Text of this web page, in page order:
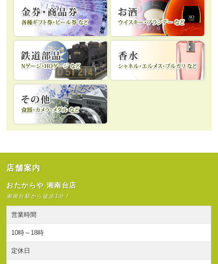
店舗案内
おたからや 湘南台店
湘南台駅から徒歩1分！
営業時間
10時～18時
定休日